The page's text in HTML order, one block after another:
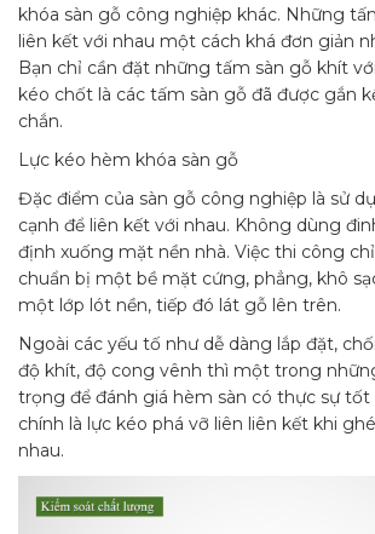
khóa sàn gỗ công nghiệp khác. Những
liên kết với nhau một cách khá đơn giản
Bạn chỉ cần đặt những tấm sàn gỗ khít
kéo chốt là các tấm sàn gỗ đã được gắn
chắn.
Lực kéo hèm khóa sàn gỗ
Đặc điểm của sàn gỗ công nghiệp là sử
cạnh để liên kết với nhau. Không dùng
định xuống mặt nền nhà. Việc thi công
chuẩn bị một bề mặt cứng, phẳng, khô
một lớp lót nền, tiếp đó lát gỗ lên trên.
Ngoài các yếu tố như dễ dàng lắp đặt,
độ khít, độ cong vênh thì một trong
trọng để đánh giá hèm sàn có thực sự tốt
chính là lực kéo phá vỡ liên liên kết khi
nhau.